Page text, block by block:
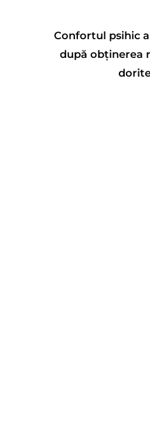
Confortul psihic
după obținerea